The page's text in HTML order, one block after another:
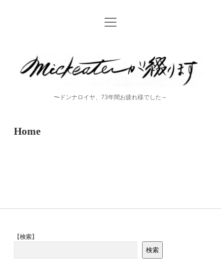
Home
open
mickeater
が
ま
〜ドンナロイヤ、73年間お疲れ様でした～
Home
Sidebar
【検索】
検索